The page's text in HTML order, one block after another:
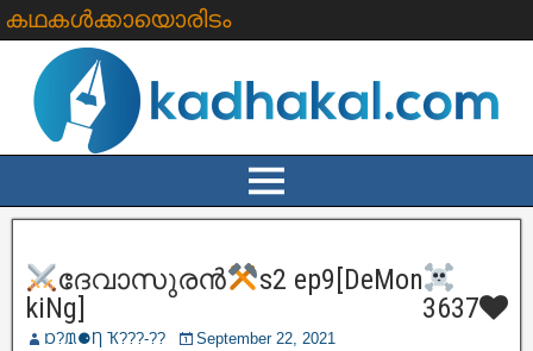
കഥകൾക്കായൊരിടം
ദേവാസുരൻ
s2 ep9[DeMon
kiNg]
3637
Ɒ?ᙢ⚈Ƞ Ҡ???‐??
September 22, 2021